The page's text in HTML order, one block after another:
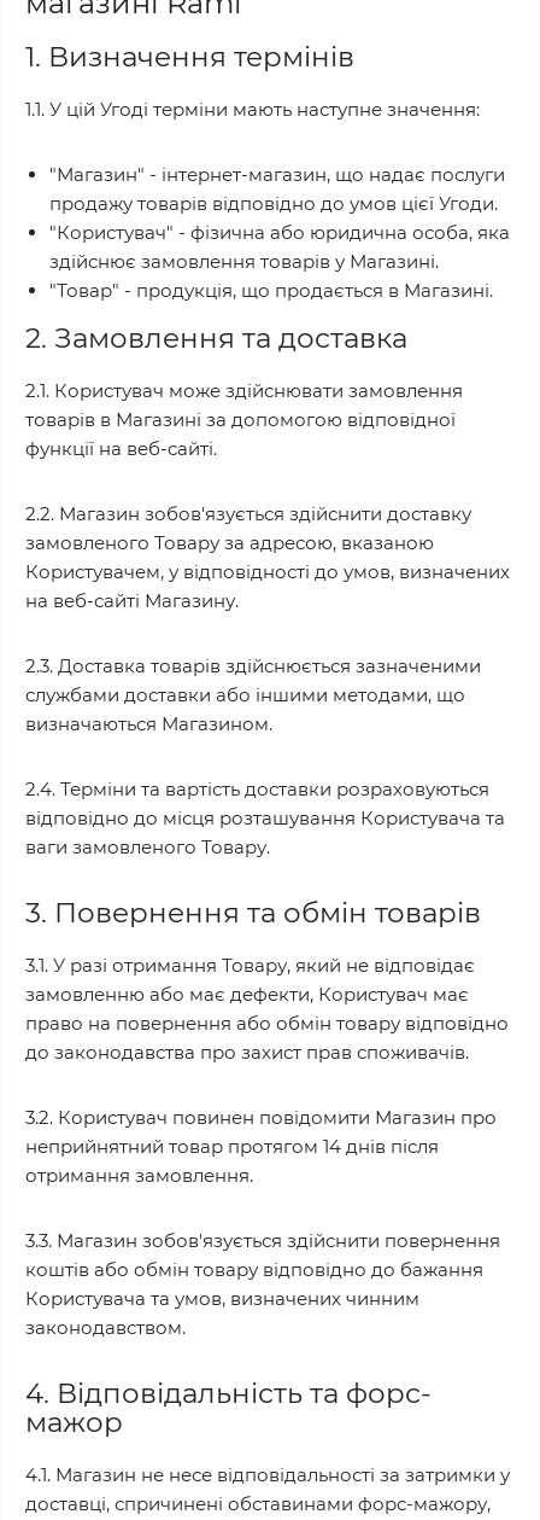
1. Визначення термінів
1.1. У цій Угоді терміни мають наступне значення:
"Магазин" - інтернет-магазин, що надає послуги
продажу товарів відповідно до умов цієї Угоди.
"Користувач" - фізична або юридична особа, яка
здійснює замовлення товарів у Магазині.
"Товар" - продукція, що продається в Магазині.
2. Замовлення та доставка
2.1. Користувач може здійснювати замовлення
товарів в Магазині за допомогою відповідної
функції на веб-сайті.
2.2. Магазин зобов'язується здійснити доставку
замовленого Товару за адресою, вказаною
Користувачем, у відповідності до умов, визначених
на веб-сайті Магазину.
2.3. Доставка товарів здійснюється зазначеними
службами доставки або іншими методами, що
визначаються Магазином.
2.4. Терміни та вартість доставки розраховуються
відповідно до місця розташування Користувача та
ваги замовленого Товару.
3. Повернення та обмін товарів
3.1. У разі отримання Товару, який не відповідає
замовленню або має дефекти, Користувач має
право на повернення або обмін товару відповідно
до законодавства про захист прав споживачів.
3.2. Користувач повинен повідомити Магазин про
неприйнятний товар протягом 14 днів після
отримання замовлення.
3.3. Магазин зобов'язується здійснити повернення
коштів або обмін товару відповідно до бажання
Користувача та умов, визначених чинним
законодавством.
4. Відповідальність та форс-
мажор
4.1. Магазин не несе відповідальності за затримки у
доставці, спричинені обставинами форс-мажору,